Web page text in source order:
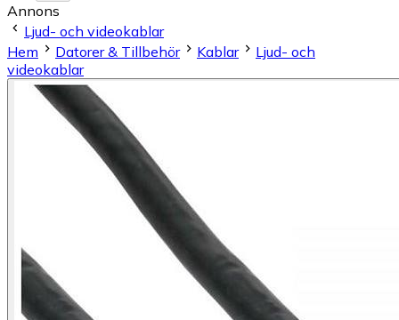
Annons
Ljud- och videokablar
Hem
Datorer & Tillbehör Kablar
Ljud- och
videokablar